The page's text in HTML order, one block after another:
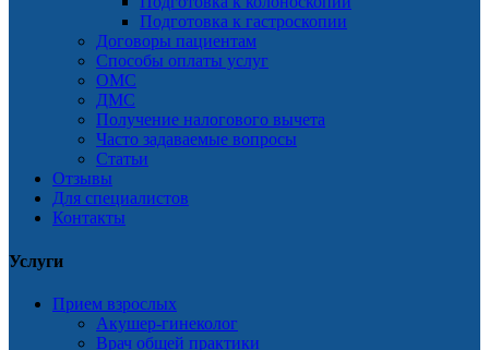
Подготовка к гастроскопии
Договоры пациентам
Способы оплаты услуг
ОМС
ДМС
Получение налогового вычета
Часто задаваемые вопросы
Статьи
Отзывы
Для специалистов
Контакты
Услуги
Прием взрослых
Акушер-гинеколог
Врач общей практики